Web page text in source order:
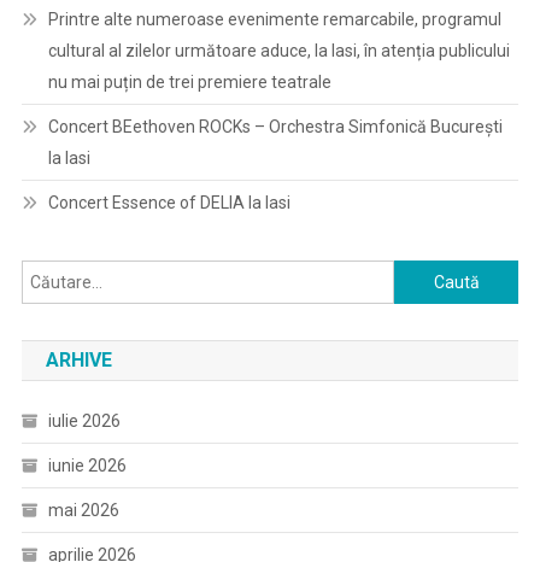
Printre alte numeroase evenimente remarcabile, programul
cultural al zilelor următoare aduce, la Iasi, în atenția publicului
nu mai puțin de trei premiere teatrale
Concert BEethoven ROCKs – Orchestra Simfonică București
la Iasi
Concert Essence of DELIA la Iasi
Caută
după:
ARHIVE
iulie 2026
iunie 2026
mai 2026
aprilie 2026